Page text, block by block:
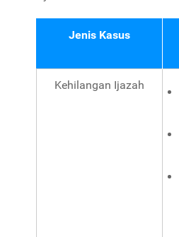
Jenis Kasus
Kehilangan Ijazah